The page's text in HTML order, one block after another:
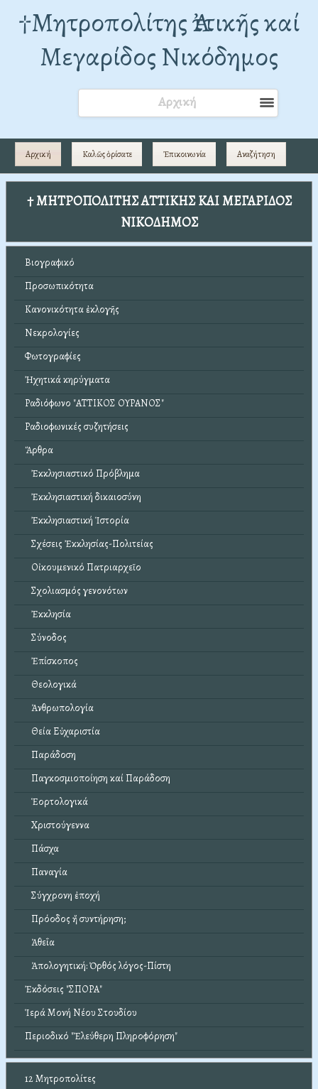
†Mητροπολίτης Ἀττικῆς καί
Μεγαρίδος Νικόδημος
Αρχική
Αρχική Καλῶς ὁρίσατε Ἐπικοινωνία Αναζήτηση
† ΜΗΤΡΟΠΟΛΙΤΗΣ ΑΤΤΙΚΗΣ ΚΑΙ ΜΕΓΑΡΙΔΟΣ
ΝΙΚΟΔΗΜΟΣ
Βιογραφικό
Προσωπικότητα
Κανονικότητα ἐκλογῆς
Νεκρολογίες
Φωτογραφίες
Ἠχητικά κηρύγματα
Ραδιόφωνο "ΑΤΤΙΚΟΣ ΟΥΡΑΝΟΣ"
Ραδιοφωνικές συζητήσεις
Ἄρθρα
Ἐκκλησιαστικό Πρόβλημα
Ἐκκλησιαστική δικαιοσύνη
Ἐκκλησιαστική Ἱστορία
Σχέσεις Ἐκκλησίας-Πολιτείας
Οἰκουμενικό Πατριαρχεῖο
Σχολιασμός γενονότων
Ἐκκλησία
Σύνοδος
Ἐπίσκοπος
Θεολογικά
Ἀνθρωπολογία
Θεία Εὐχαριστία
Παράδοση
Παγκοσμιοποίηση καί Παράδοση
Ἑορτολογικά
Χριστούγεννα
Πάσχα
Παναγία
Σύγχρονη ἐποχή
Πρόοδος ἤ συντήρηση;
Ἀθεΐα
Ἀπολογητική: Ὀρθός λόγος-Πίστη
Ἐκδόσεις "ΣΠΟΡΑ"
Ἱερά Μονή Νέου Στουδίου
Περιοδικό "Ἐλεύθερη Πληροφόρηση"
12 Μητροπολίτες